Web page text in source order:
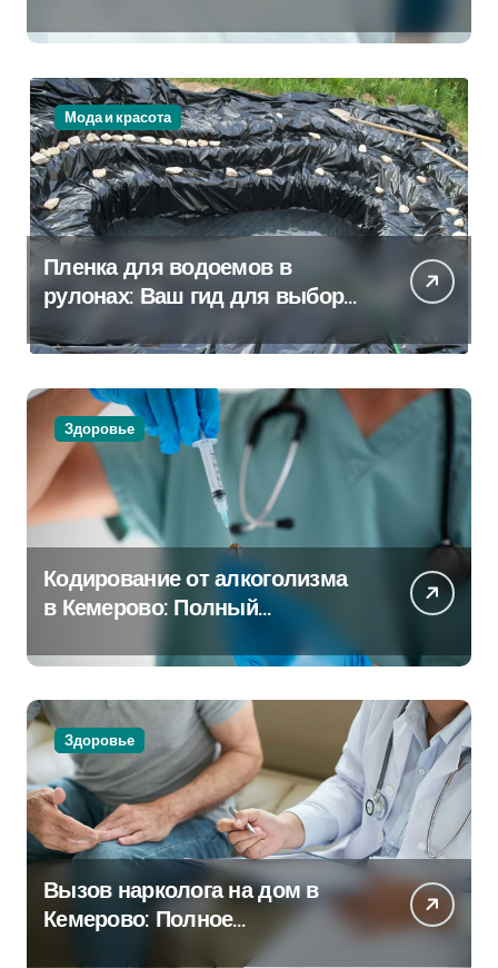
Мода и красота
Пленка для водоемов в
рулонах: Ваш гид для выбора
и применения
Здоровье
Кодирование от алкоголизма
в Кемерово: Полный
Здоровье
Вызов нарколога на дом в
Кемерово: Полное